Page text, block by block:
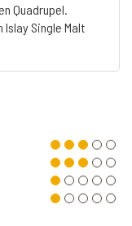
Quadrupel.
Islay Single Malt